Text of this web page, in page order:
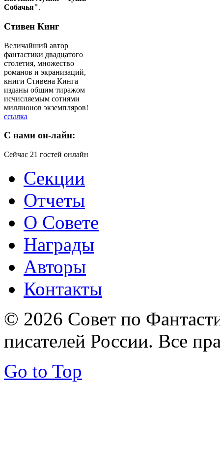
Собачья".
Стивен Кинг
Величайший автор
фантастики двадцатого
столетия, множество
романов и экранизаций,
книги Стивена Кинга
изданы общим тиражом
исчисляемым сотнями
миллионов экземпляров!
ссылка
C нами он-лайн:
Сейчас 21 гостей онлайн
Секции
Отчеты
О Совете
Награды
Авторы
Контакты
© 2026 Совет по
писателей России. Все
Go to Top